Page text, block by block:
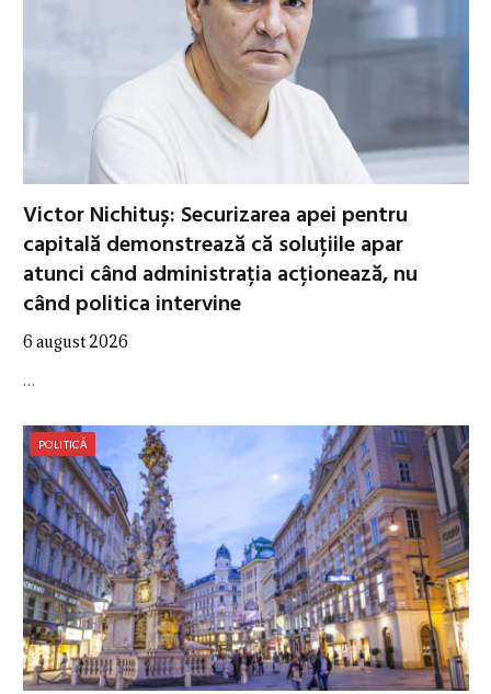
Victor Nichituș: Securizarea apei pentru
capitală demonstrează că soluțiile apar
atunci când administrația acționează, nu
când politica intervine
6 august 2026
…
POLITICĂ